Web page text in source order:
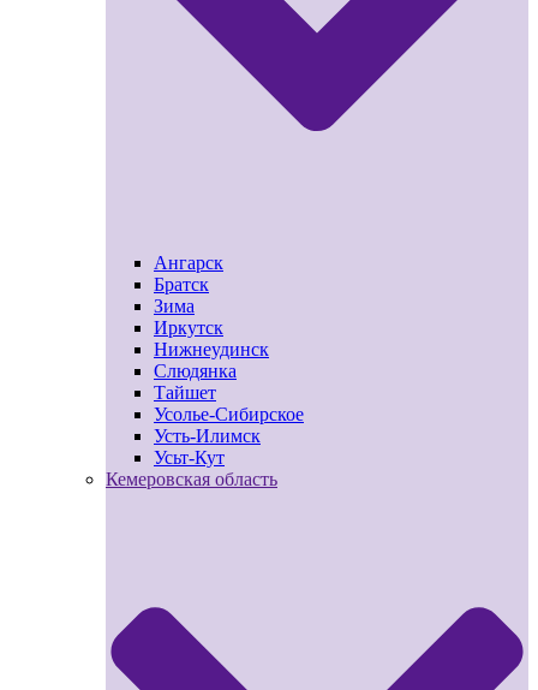
Ангарск
Братск
Зима
Иркутск
Нижнеудинск
Слюдянка
Тайшет
Усолье-Сибирское
Усть-Илимск
Усьт-Кут
Кемеровская область